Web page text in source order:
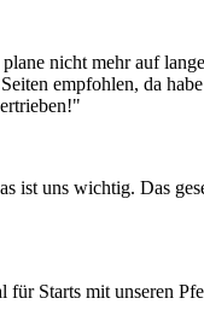
nicht mehr auf
empfohlen, da
ist uns wichtig. Das
Starts mit unseren